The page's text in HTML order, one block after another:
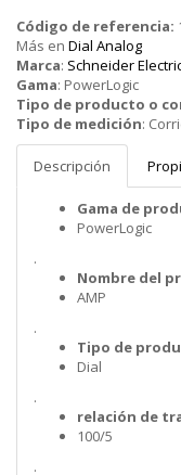
Código de referencia:
Más en Dial Analog
Marca: Schneider
Gama: PowerLogic
Tipo de producto o
Tipo de medición:
Descripción
Gama de
PowerLogic
.
Nombre del
AMP
.
Tipo de
Dial
.
relación de
100/5
.